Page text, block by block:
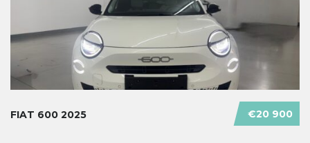
€20 900
FIAT 600 2025